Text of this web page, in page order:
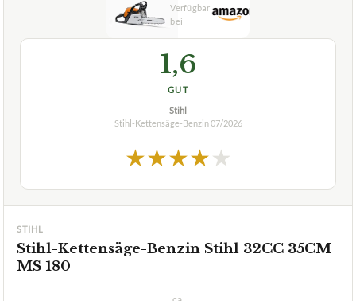
1,6
GUT
Stihl
Stihl-Kettensäge-Benzin07/2026
★★★★★
STIHL
Stihl-Kettensäge-Benzin Stihl 32CC 35CM
MS 180